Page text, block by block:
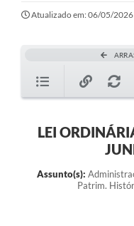
Atualizado em: 06/05/2026
LEI
Assunto(s):
Patrim.